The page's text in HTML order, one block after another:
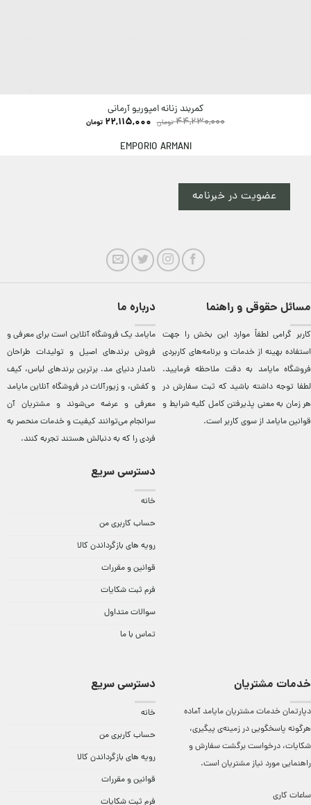
کمربند زنانه امپوریو آرمانی
44,230,000 تومان 22,115,000 تومان
EMPORIO ARMANI
عضویت در خبرنامه
مسائل حقوقی و راهنما
کاربر گرامی لطفاً موارد این بخش را جهت
استفاده بهینه از خدمات و برنامه‌‏های کاربردی
فروشگاه مایامد به دقت ملاحظه فرمایید.
لطفا توجه داشته باشید که ثبت سفارش در
هر زمان به معنی پذیرفتن کامل کلیهشرایط و
قوانین مایامداز سوی کاربر است.
درباره ما
مایامد يک فروشگاه آنلاين است برای معرفی و
فروش برندهای اصيل و توليدات طراحان
نامدار دنيای مد. برترين‌ برندهای لباس، کيف
و کفش، و زيورآلات در فروشگاه آنلاين مایامد
معرفی و عرضه می‌شوند و مشتريان آن
سرانجام می‌توانند کيفيت و خدمات منحصر به
فردی را که به دنبالش هستند تجربه کنند.
دسترسی سریع
خانه
حساب کاربری من
رویه های بازگرداندن کالا
قوانین و مقررات
فرم ثبت شکایات
سوالات متداول
تماس با ما
خدمات مشتریان
دپارتمان خدمات مشتریان مایامد آماده
هرگونه پاسخگویی در زمینه‌ی پیگیری،
شکایات، درخواست برگشت سفارش و
راهنمایی مورد نیاز مشتریان است.
ساعات کاری
دسترسی سریع
خانه
حساب کاربری من
رویه های بازگرداندن کالا
قوانین و مقررات
فرم ثبت شکایات